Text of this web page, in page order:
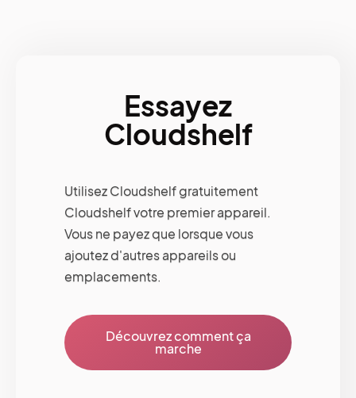
Essayez
Cloudshelf
Utilisez Cloudshelf gratuitement
Cloudshelf votre premier appareil.
Vous ne payez que lorsque vous
ajoutez d'autres appareils ou
emplacements.
Découvrez comment ça
marche